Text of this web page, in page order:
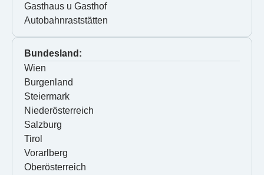
Gasthaus u Gasthof
Autobahnraststätten
Bundesland:
Wien
Burgenland
Steiermark
Niederösterreich
Salzburg
Tirol
Vorarlberg
Oberösterreich